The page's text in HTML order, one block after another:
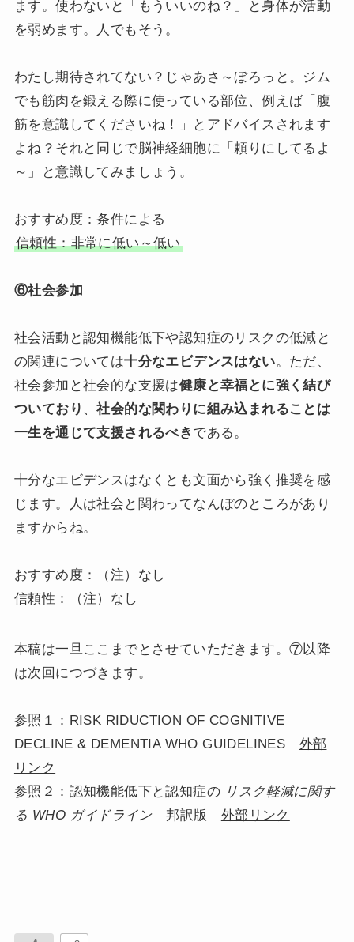
ます。使わないと「もういいのね？」と身体が活動
を弱めます。人でもそう。
わたし期待されてない？じゃあさ～ぼろっと。ジム
でも筋肉を鍛える際に使っている部位、例えば「腹
筋を意識してくださいね！」とアドバイスされます
よね？それと同じで脳神経細胞に「頼りにしてるよ
～」と意識してみましょう。
おすすめ度：条件による
信頼性：非常に低い～低い
⑥社会参加
社会活動と認知機能低下や認知症のリスクの低減と
の関連については十分なエビデンスはない。ただ、
社会参加と社会的な支援は健康と幸福とに強く結び
ついており 、社会的な関わりに組み込まれることは
一生を通じて支援されるべき である。
十分なエビデンスはなくとも文面から強く推奨を感
じます。人は社会と関わってなんぼのところがあり
ますからね。
おすすめ度：（注）なし
信頼性：（注）なし
本稿は一旦ここまでとさせていただきます。⑦以降
は次回につづきます。
参照１：RISK RIDUCTION OF COGNITIVE
DECLINE & DEMENTIA WHO GUIDELINES 外部
リンク
参照２：認知機能低下と認知症の リスク軽減に関す
る WHO ガイドライン邦訳版 外部リンク